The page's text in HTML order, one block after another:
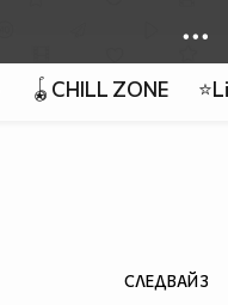
🪀CHILL ZONE
СЛЕДВАЙ3